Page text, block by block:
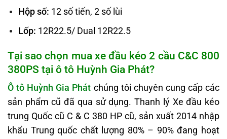
Hộp số: 12 số tiến, 2 số lùi
Lốp: 12R22.5/ Dual 12R22.5
Tại sao chọn mua xe đầu kéo 2 cầu C&C 800
380PS tại ô tô Huỳnh Gia Phát?
Ô tô Huỳnh Gia Phát chúng tôi chuyên cung cấp các
sản phẩm cũ đã qua sử dụng. Thanh lý Xe đầu kéo
trung Quốc cũ C & C 380 HP cũ, sản xuất 2014 nhập
khẩu Trung quốc chất lượng 80% – 90% đang hoạt